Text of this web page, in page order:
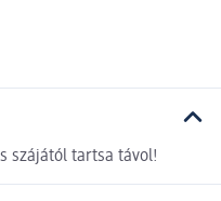
szájától tartsa távol!